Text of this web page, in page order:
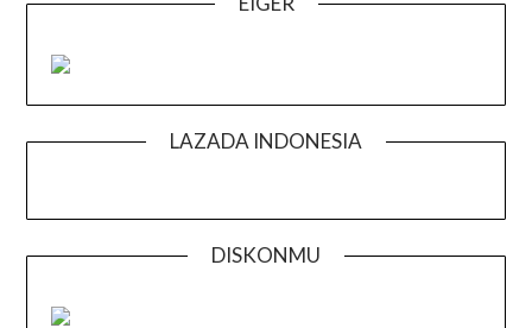
LAZADA INDONESIA
DISKONMU